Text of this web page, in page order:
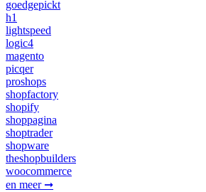
goedgepickt
h1
lightspeed
logic4
magento
picqer
proshops
shopfactory
shopify
shoppagina
shoptrader
shopware
theshopbuilders
woocommerce
en meer ➞